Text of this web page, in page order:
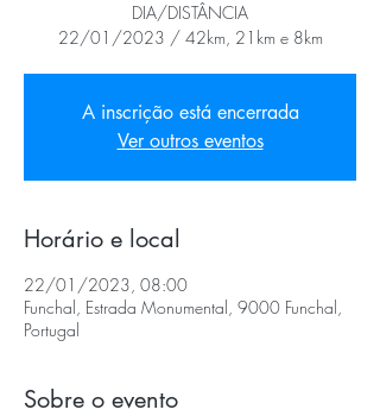
DIA/DISTÂNCIA
22/01/2023 / 42km, 21km e 8km
A inscrição está encerrada
Ver outros eventos
Horário e local
22/01/2023, 08:00
Funchal, Estrada Monumental, 9000 Funchal,
Portugal
Sobre o evento